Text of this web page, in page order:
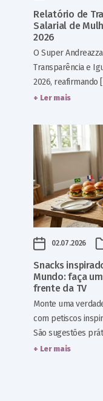
Relatório de
Salarial de
2026
O Super
Transparência e
2026, reafirmando
+ Ler mais
02.07.2026
Snacks
Mundo: faça
frente da TV
Monte uma
com petiscos
São sugestões
+ Ler mais